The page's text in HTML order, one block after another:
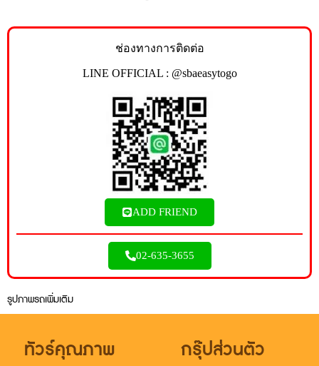
ช่องทางการติดต่อ
LINE OFFICIAL : @sbaeasytogo
ADD FRIEND
02-635-3655
รูปภาพรถเพิ่มเติม
ทัวร์คุณภาพ
กรุ๊ปส่วนตัว